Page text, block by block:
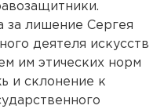
за лишение Сергея
деятеля искусств
им этических норм
и склонение к